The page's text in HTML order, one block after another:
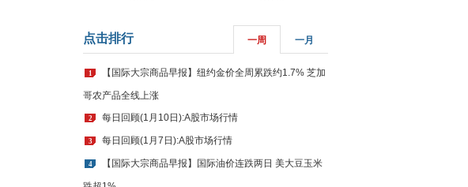
点击排行 一周 一月
1 【国际大宗商品早报】纽约金价全周累跌约1.7% 芝加
哥农产品全线上涨
2 每日回顾(1月10日):A股市场行情
3 每日回顾(1月7日):A股市场行情
4 【国际大宗商品早报】国际油价连跌两日 美大豆玉米